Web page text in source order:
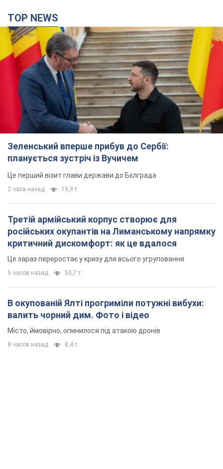
TOP NEWS
Зеленський вперше прибув до Сербії:
планується зустріч із Вучичем
Це перший візит глави держави до Бєлграда
2 часа назад 19,9 т.
Третій армійський корпус створює для
російських окупантів на Лиманському напрямку
критичний дискомфорт: як це вдалося
Це зараз переростає у кризу для всього угруповання
5 часов назад 50,7 т.
В окупованій Ялті прогриміли потужні вибухи:
валить чорний дим. Фото і відео
Місто, ймовірно, опинилося під атакою дронів
8 часов назад 8,4 т.